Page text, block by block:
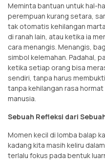
Meminta bantuan untuk hal-
perempuan kurang setara,
tak otomatis kehilangan
di ranah lain, atau ketika ia
cara menangis. Menangis,
simbol kelemahan. Padahal,
ketika setiap orang bisa
sendiri, tanpa harus
tanpa kehilangan rasa
manusia.
Sebuah Refleksi dari
Momen kecil di lomba balap
kadang kita masih keliru
terlalu fokus pada bentuk